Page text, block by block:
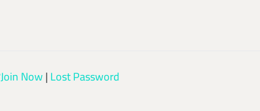
Join Now|Lost Password?